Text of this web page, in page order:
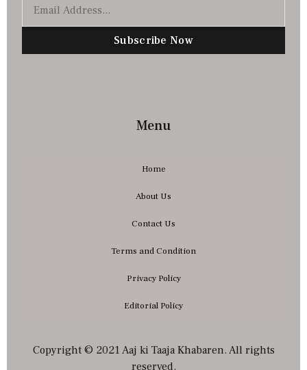
Subscribe Now
Menu
Home
About Us
Contact Us
Terms and Condition
Privacy Policy
Editorial Policy
Copyright © 2021 Aaj ki Taaja Khabaren. All rights
reserved.